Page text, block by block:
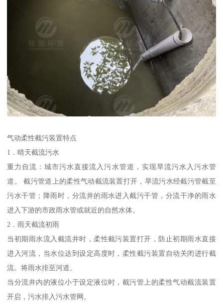
气动柔性截污装置特点
1．晴天截流污水
重力自流：城市污水直接流入污水管道，实现旱流污水入污水管
道。 截污管道上的柔性气动截流装置打开，旱流污水经截污管截至
污水干管；降雨时，分流井的雨水进入截污干管，分流干净的雨水
进入下游的市政雨水管或就近的自然水体。
2．雨天截流初雨
当初期雨水流入截流井时，柔性截污装置打开，防止初期雨水直接
进入河流，当水位达到设定高度时，柔性截污装置自动关闭进行截
流。将雨水排至河道。
当分流井内的液位小于设定液位时，截污管上的柔性气动截流装置
开启，污水排入污水管网。